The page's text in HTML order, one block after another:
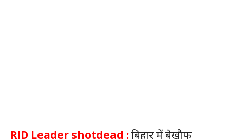
RJD Leader shotdead :बिहार में बेखौफ